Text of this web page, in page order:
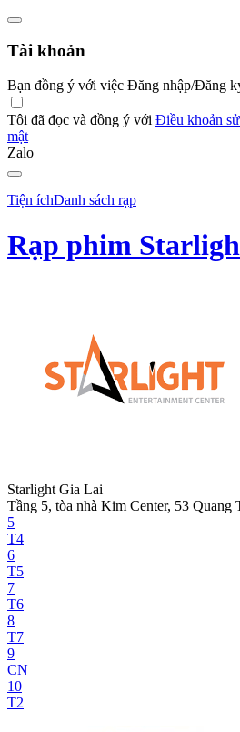
Tài khoản
Bạn đồng ý với việc Đăng nhập/Đăng
Tôi đã đọc và đồng ý với Điều khoản
mật
Zalo
Tiện íchDanh sách rạp
Rạp phim
Starlight Gia Lai
Tầng 5, tòa nhà Kim Center, 53 Quang
5
T4
6
T5
7
T6
8
T7
9
CN
10
T2